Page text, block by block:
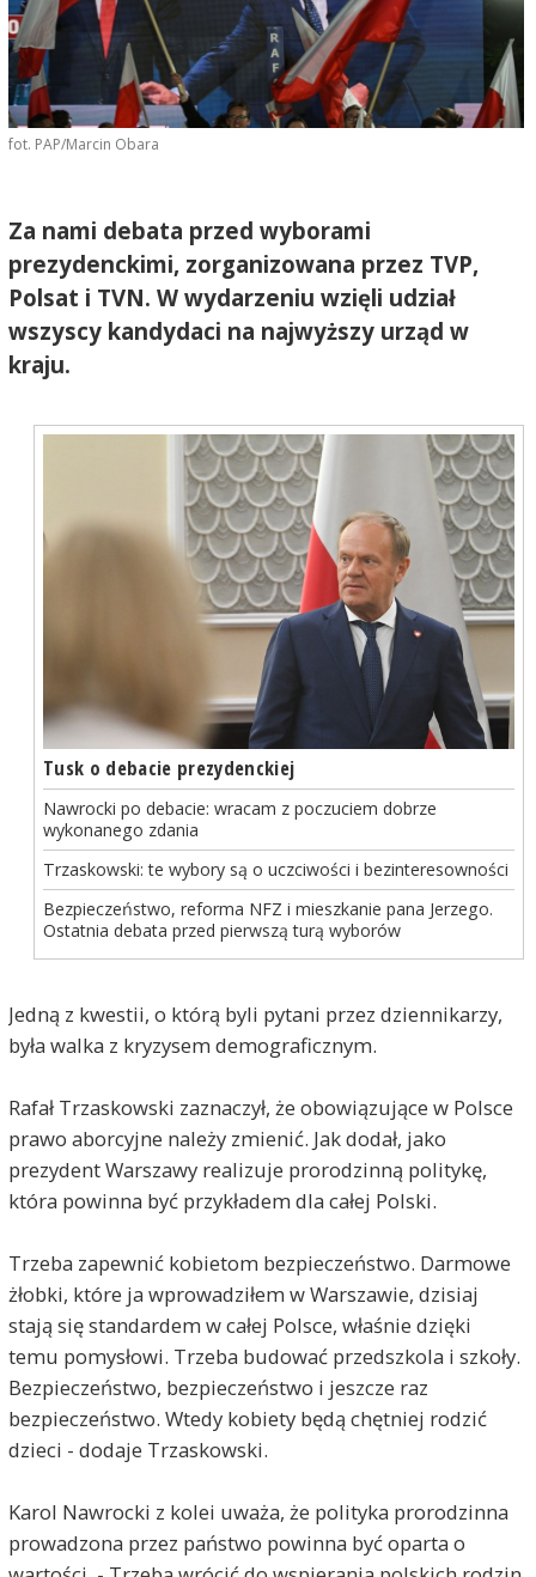
fot. PAP/Marcin Obara
Za nami debata przed wyborami
prezydenckimi, zorganizowana przez TVP,
Polsat i TVN. W wydarzeniu wzięli udział
wszyscy kandydaci na najwyższy urząd w
kraju.
Tusk o debacie prezydenckiej
Nawrocki po debacie: wracam z poczuciem dobrze
wykonanego zdania
Trzaskowski: te wybory są o uczciwości i bezinteresowności
Bezpieczeństwo, reforma NFZ i mieszkanie pana Jerzego.
Ostatnia debata przed pierwszą turą wyborów
Jedną z kwestii, o którą byli pytani przez dziennikarzy,
była walka z kryzysem demograficznym.
Rafał Trzaskowski zaznaczył, że obowiązujące w Polsce
prawo aborcyjne należy zmienić. Jak dodał, jako
prezydent Warszawy realizuje prorodzinną politykę,
która powinna być przykładem dla całej Polski.
Trzeba zapewnić kobietom bezpieczeństwo. Darmowe
żłobki, które ja wprowadziłem w Warszawie, dzisiaj
stają się standardem w całej Polsce, właśnie dzięki
temu pomysłowi. Trzeba budować przedszkola i szkoły.
Bezpieczeństwo, bezpieczeństwo i jeszcze raz
bezpieczeństwo. Wtedy kobiety będą chętniej rodzić
dzieci - dodaje Trzaskowski.
Karol Nawrocki z kolei uważa, że polityka prorodzinna
prowadzona przez państwo powinna być oparta o